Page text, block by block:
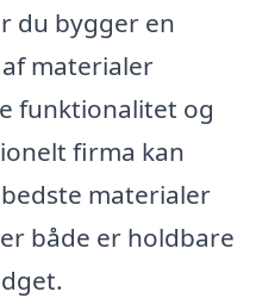
du bygger en
materialer
funktionalitet og
firma kan
materialer
både er holdbare